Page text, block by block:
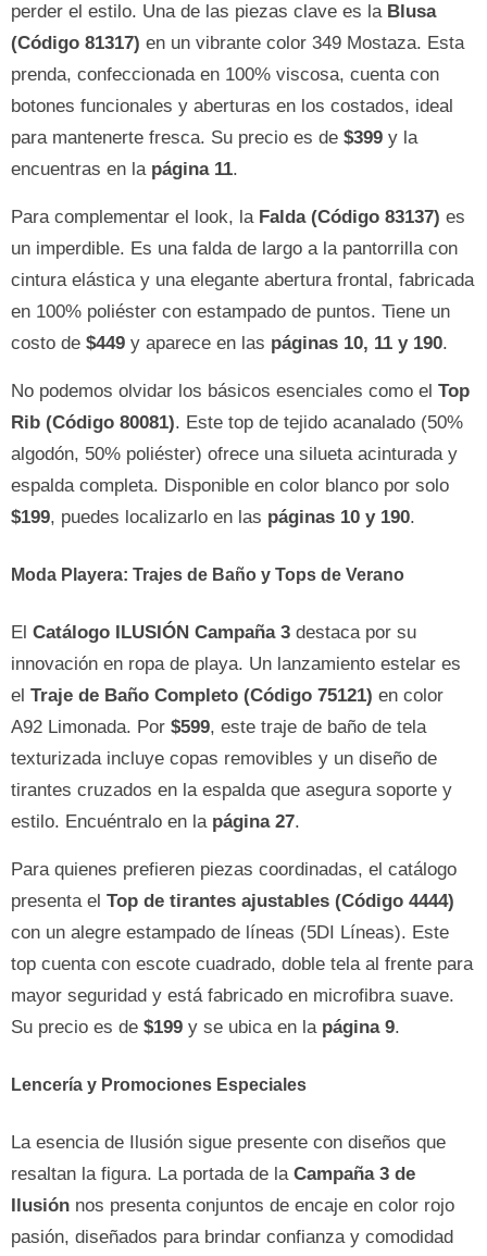
perder el estilo. Una de las piezas clave es la Blusa
(Código 81317) en un vibrante color 349 Mostaza. Esta
prenda, confeccionada en 100% viscosa, cuenta con
botones funcionales y aberturas en los costados, ideal
para mantenerte fresca. Su precio es de $399 y la
encuentras en la página 11.
Para complementar el look, la Falda (Código 83137) es
un imperdible. Es una falda de largo a la pantorrilla con
cintura elástica y una elegante abertura frontal, fabricada
en 100% poliéster con estampado de puntos. Tiene un
costo de $449 y aparece en las páginas 10, 11 y 190.
No podemos olvidar los básicos esenciales como el Top
Rib (Código 80081). Este top de tejido acanalado (50%
algodón, 50% poliéster) ofrece una silueta acinturada y
espalda completa. Disponible en color blanco por solo
$199, puedes localizarlo en las páginas 10 y 190.
Moda Playera: Trajes de Baño y Tops de Verano
El Catálogo ILUSIÓN Campaña 3 destaca por su
innovación en ropa de playa. Un lanzamiento estelar es
el Traje de Baño Completo (Código 75121) en color
A92 Limonada. Por $599, este traje de baño de tela
texturizada incluye copas removibles y un diseño de
tirantes cruzados en la espalda que asegura soporte y
estilo. Encuéntralo en la página 27.
Para quienes prefieren piezas coordinadas, el catálogo
presenta el Top de tirantes ajustables (Código 4444)
con un alegre estampado de líneas (5DI Líneas). Este
top cuenta con escote cuadrado, doble tela al frente para
mayor seguridad y está fabricado en microfibra suave.
Su precio es de $199 y se ubica en la página 9.
Lencería y Promociones Especiales
La esencia de Ilusión sigue presente con diseños que
resaltan la figura. La portada de la Campaña 3 de
Ilusión nos presenta conjuntos de encaje en color rojo
pasión, diseñados para brindar confianza y comodidad